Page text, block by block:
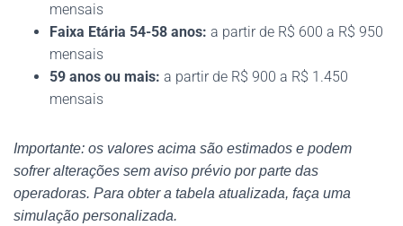
mensais
Faixa Etária 54-58 anos: a partir de R$ 600 a R$ 950
mensais
59 anos ou mais: a partir de R$ 900 a R$ 1.450
mensais
Importante: os valores acima são estimados e podem
sofrer alterações sem aviso prévio por parte das
operadoras. Para obter a tabela atualizada, faça uma
simulação personalizada.